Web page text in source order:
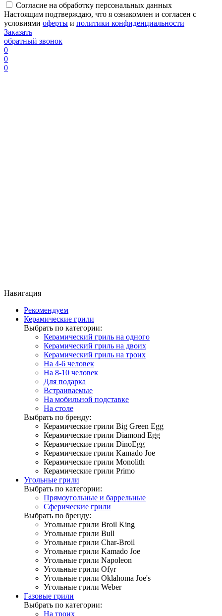
Согласие на обработку персональных данных
Настоящим подтверждаю, что я ознакомлен и согласен с
условиями оферты и политики конфиденциальности
Заказать
обратный звонок
0
0
0
Навигация
Рекомендуем
Керамические грили
Выбрать по категории:
Керамический гриль на одного
Керамический гриль на двоих
Керамический гриль на троих
На 4-6 человек
На 8-10 человек
Для подарка
Встраиваемые
На мобильной подставке
На столе
Выбрать по бренду:
Керамические грили Big Green Egg
Керамические грили Diamond Egg
Керамические грили DinoEgg
Керамические грили Kamado Joe
Керамические грили Monolith
Керамические грили Primo
Угольные грили
Выбрать по категории:
Прямоугольные и баррельные
Сферические грили
Выбрать по бренду:
Угольные грили Broil King
Угольные грили Bull
Угольные грили Char-Broil
Угольные грили Kamado Joe
Угольные грили Napoleon
Угольные грили Ofyr
Угольные грили Oklahoma Joe's
Угольные грили Weber
Газовые грили
Выбрать по категории:
На троих